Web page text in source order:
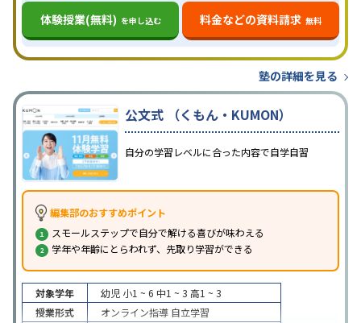
体験授業(無料) を申し込む 料金などの資料請求 無料
塾の詳細を見る
公文式 （くもん・KUMON）
自分の学習レベルに合った内容で自学自習
編集部のおすすめポイント
スモールステップで自分で解ける喜びが味わえる
学年や年齢にとらわれず、先取り学習ができる
対象学年 幼児 小1 ~ 6 中1 ~ 3 高1 ~ 3
授業形式
オンライン指導 自立学習